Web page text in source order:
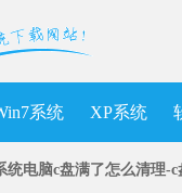
系统 XP系统
统电脑c盘满了怎么清理-